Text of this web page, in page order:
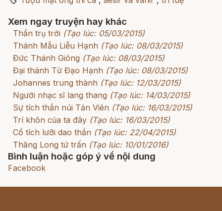
Xem ngay truyện hay khác
Thần trụ trời (Tạo lúc: 05/03/2015)
Thánh Mẫu Liễu Hạnh (Tạo lúc: 08/03/2015)
Đức Thánh Gióng (Tạo lúc: 08/03/2015)
Đại thánh Từ Đạo Hạnh (Tạo lúc: 08/03/2015)
Johannes trung thành (Tạo lúc: 12/03/2015)
Người nhạc sĩ lang thang (Tạo lúc: 14/03/2015)
Sự tích thần núi Tản Viên (Tạo lúc: 16/03/2015)
Trí khôn của ta đây (Tạo lúc: 16/03/2015)
Cổ tích lưỡi dao thần (Tạo lúc: 22/04/2015)
Thăng Long tứ trấn (Tạo lúc: 10/01/2016)
Bình luận hoặc góp ý về nội dung
Facebook